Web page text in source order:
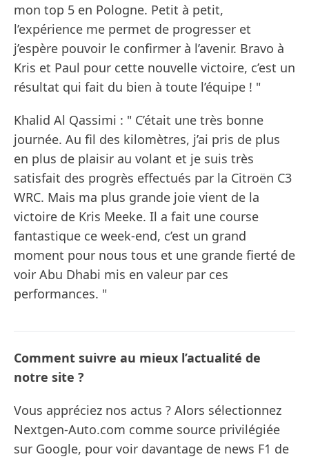
mon top 5 en Pologne. Petit à petit,
l’expérience me permet de progresser et
j’espère pouvoir le confirmer à l’avenir. Bravo à
Kris et Paul pour cette nouvelle victoire, c’est un
résultat qui fait du bien à toute l’équipe ! "
Khalid Al Qassimi : " C’était une très bonne
journée. Au fil des kilomètres, j’ai pris de plus
en plus de plaisir au volant et je suis très
satisfait des progrès effectués par la Citroën C3
WRC. Mais ma plus grande joie vient de la
victoire de Kris Meeke. Il a fait une course
fantastique ce week-end, c’est un grand
moment pour nous tous et une grande fierté de
voir Abu Dhabi mis en valeur par ces
performances. "
Comment suivre au mieux l’actualité de
notre site ?
Vous appréciez nos actus ? Alors sélectionnez
Nextgen-Auto.com comme source privilégiée
sur Google, pour voir davantage de news F1 de